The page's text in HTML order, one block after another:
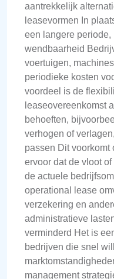
aantrekkelijk
leasevormen In
een langere periode,
wendbaarheid
voertuigen,
periodieke kosten
voordeel is de
leaseovereenkomst
behoeften,
verhogen of
passen Dit voorkomt
ervoor dat de vloot
de actuele
operational lease
verzekering en
administratieve
verminderd Het is
bedrijven die snel
management